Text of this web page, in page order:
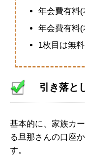
年会費有料
年会費有料
1枚目は無
引き落と
基本的に、家族カ
る旦那さんの口座
す。